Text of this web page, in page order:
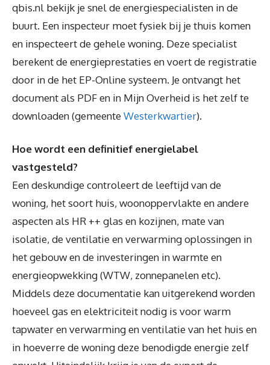
qbis.nl bekijk je snel de energiespecialisten in de
buurt. Een inspecteur moet fysiek bij je thuis komen
en inspecteert de gehele woning. Deze specialist
berekent de energieprestaties en voert de registratie
door in de het EP-Online systeem. Je ontvangt het
document als PDF en in Mijn Overheid is het zelf te
downloaden (gemeenteWesterkwartier).
Hoe wordt een definitief energielabel
vastgesteld?
Een deskundige controleert de leeftijd van de
woning, het soort huis, woonoppervlakte en andere
aspecten als HR ++ glas en kozijnen, mate van
isolatie, de ventilatie en verwarming oplossingen in
het gebouw en de investeringen in warmte en
energieopwekking (WTW, zonnepanelen etc).
Middels deze documentatie kan uitgerekend worden
hoeveel gas en elektriciteit nodig is voor warm
tapwater en verwarming en ventilatie van het huis en
in hoeverre de woning deze benodigde energie zelf